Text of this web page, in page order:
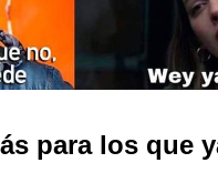
para los que